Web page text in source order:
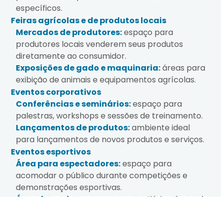
específicos.
Feiras agrícolas e de produtos locais
Mercados de produtores:espaço para
produtores locais venderem seus produtos
diretamente ao consumidor.
Exposições de gado e maquinaria:áreas para
exibição de animais e equipamentos agrícolas.
Eventos corporativos
Conferências e seminários:espaço para
palestras, workshops e sessões de treinamento.
Lançamentos de produtos:ambiente ideal
para lançamentos de novos produtos e serviços.
Eventos esportivos
Área para espectadores:espaço para
acomodar o público durante competições e
demonstrações esportivas.